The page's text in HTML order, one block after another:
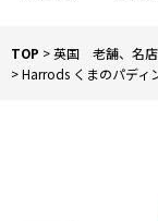
TOP >英国 老舗、名
>Harrods くまのパデ